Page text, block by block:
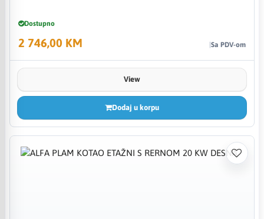
Dostupno
2 746,00 KM Sa PDV-om
View
Dodaj u korpu